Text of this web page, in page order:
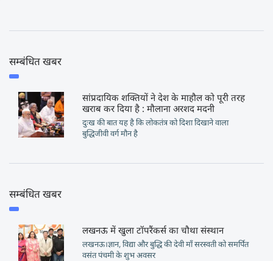
सम्बंधित खबर
सांप्रदायिक शक्तियों ने देश के माहौल को पूरी तरह
खराब कर दिया है : मौलाना अरशद मदनी
दुःख की बात यह है कि लोकतंत्र को दिशा दिखाने वाला
बुद्धिजीवी वर्ग मौन है
सम्बंधित खबर
लखनऊ में खुला टॉपरैंकर्स का चौथा संस्थान
लखनऊ।ज्ञान, विद्या और बुद्धि की देवी माँ सरस्वती को समर्पित
वसंत पंचमी के शुभ अवसर